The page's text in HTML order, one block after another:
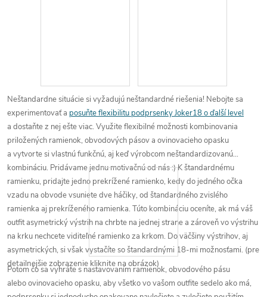
Neštandardne situáciesi vyžadujú neštandardné riešenia! Nebojte sa
experimentovať a posuňte flexibilitu podprsenky Joker18 o ďalší level
a dostaňte z nej ešte viac. Využite flexibilné možnosti kombinovania
priložených ramienok, obvodových pásov a ovinovacieho opasku
a vytvorte si vlastnú funkčnú, aj keď výrobcom neštandardizovanú
kombináciu. Pridávamejednu motivačnú od nás:) Kštandardnému
ramienku, pridajte jedno prekrížené ramienko, kedydo jedného očka
vzadu na obvode vsunietedve háčiky, od štandardného zvislého
ramienka aj prekríženého ramienka. Túto kombináciu oceníte, ak má váš
outfit asymetrický výstrih na chrbte na jednej strane a zároveň vo výstrihu
na krku nechcete viditeľné ramienko za krkom. Do väčšiny výstrihov, aj
asymetrických, si všakvystačíteso štandardnými 18-mi možnosťami. (pre
detailnejšie zobrazenie kliknite na obrázok)
Potom čo sa vyhráte s nastavovanímramienok, obvodového pásu
alebo ovinovacieho opasku, aby všetko vo vašom outfite sedelo ako má,